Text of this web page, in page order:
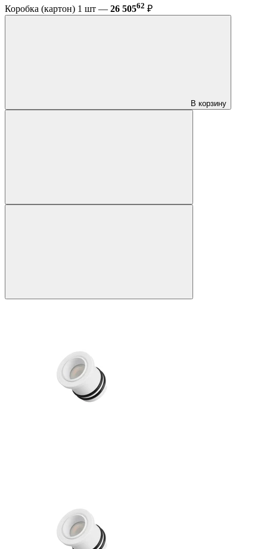
Коробка (картон) 1 шт — 26 50562 ₽
В корзину